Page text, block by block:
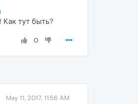
Как тут быть?
0
May 11, 2017, 11:56 AM